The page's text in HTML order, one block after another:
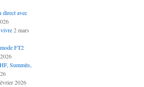
direct avec
2 mars
FT2
Summits,
2026